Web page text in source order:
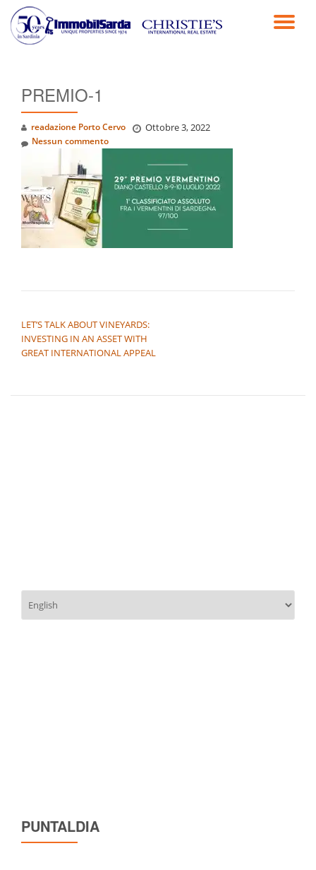
Passa
PREMIO-1
readazione Porto Cervo Ottobre 3, 2022
Nessun commento
LET’S TALK ABOUT VINEYARDS:
INVESTING IN AN ASSET WITH
GREAT INTERNATIONAL APPEAL
una
PUNTALDIA